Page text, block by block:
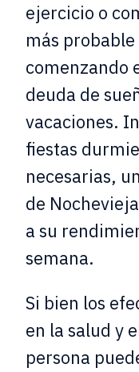
ejercicio o
más
comenzando
deuda de
vacaciones.
fiestas
necesarias,
de
a su
semana.
Si bien los
en la salud y
persona